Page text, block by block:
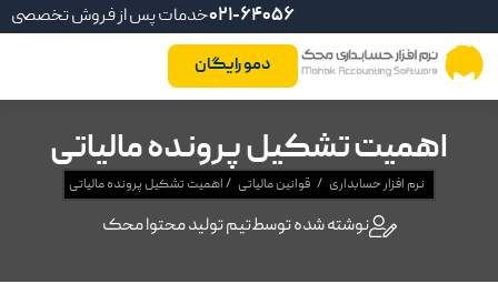
خدمات پس از فروش تخصصی021-64056
دمو رایگان
اهمیت تشکیل پرونده مالیاتی
نرم افزار حسابداری / قوانین مالیاتی /اهمیت تشکیل پرونده مالیاتی
نوشته شده توسطتیم تولید محتوا محک